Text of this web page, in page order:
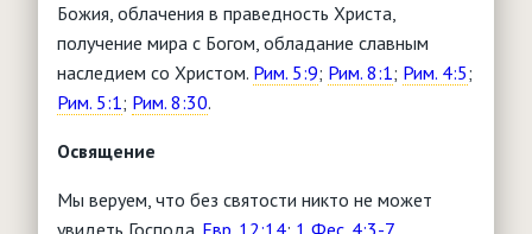
Божия, облачения в праведность Христа,
получение мира с Богом, обладание славным
наследием со Христом. Рим. 5:9; Рим. 8:1; Рим. 4:5;
Рим. 5:1; Рим. 8:30.
Освящение
Мы веруем, что без святости никто не может